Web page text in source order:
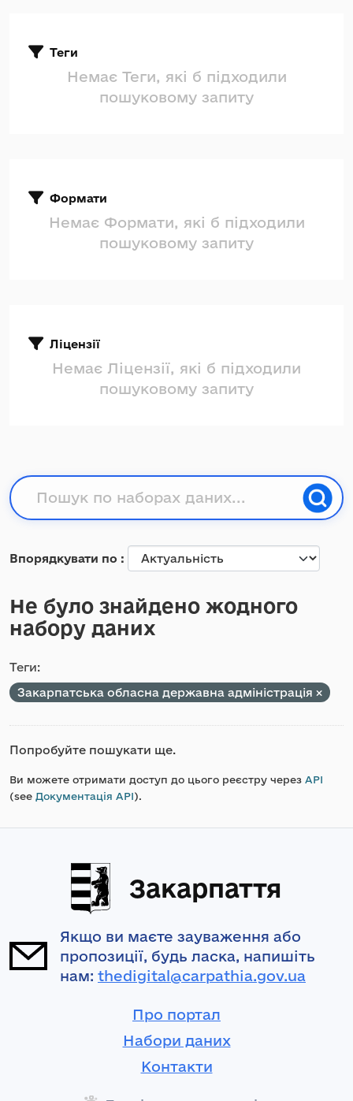
Теги
Немає Теги, які б підходили
пошуковому запиту
Формати
Немає Формати, які б підходили
пошуковому запиту
Ліцензії
Немає Ліцензії, які б підходили
пошуковому запиту
Впорядкувати по
Не було знайдено жодного
набору даних
Теги:
Закарпатська обласна державна адміністрація
Попробуйте пошукати ще.
Ви можете отримати доступ до цього реєстру через API
(see Документація API).
Закарпаття
Якщо ви маєте зауваження або
пропозиції, будь ласка, напишіть
нам: thedigital@carpathia.gov.ua
Про портал
Набори даних
Контакти